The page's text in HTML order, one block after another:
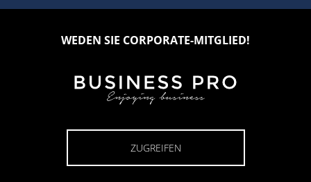
WEDEN SIE CORPORATE-MITGLIED!
ZUGREIFEN